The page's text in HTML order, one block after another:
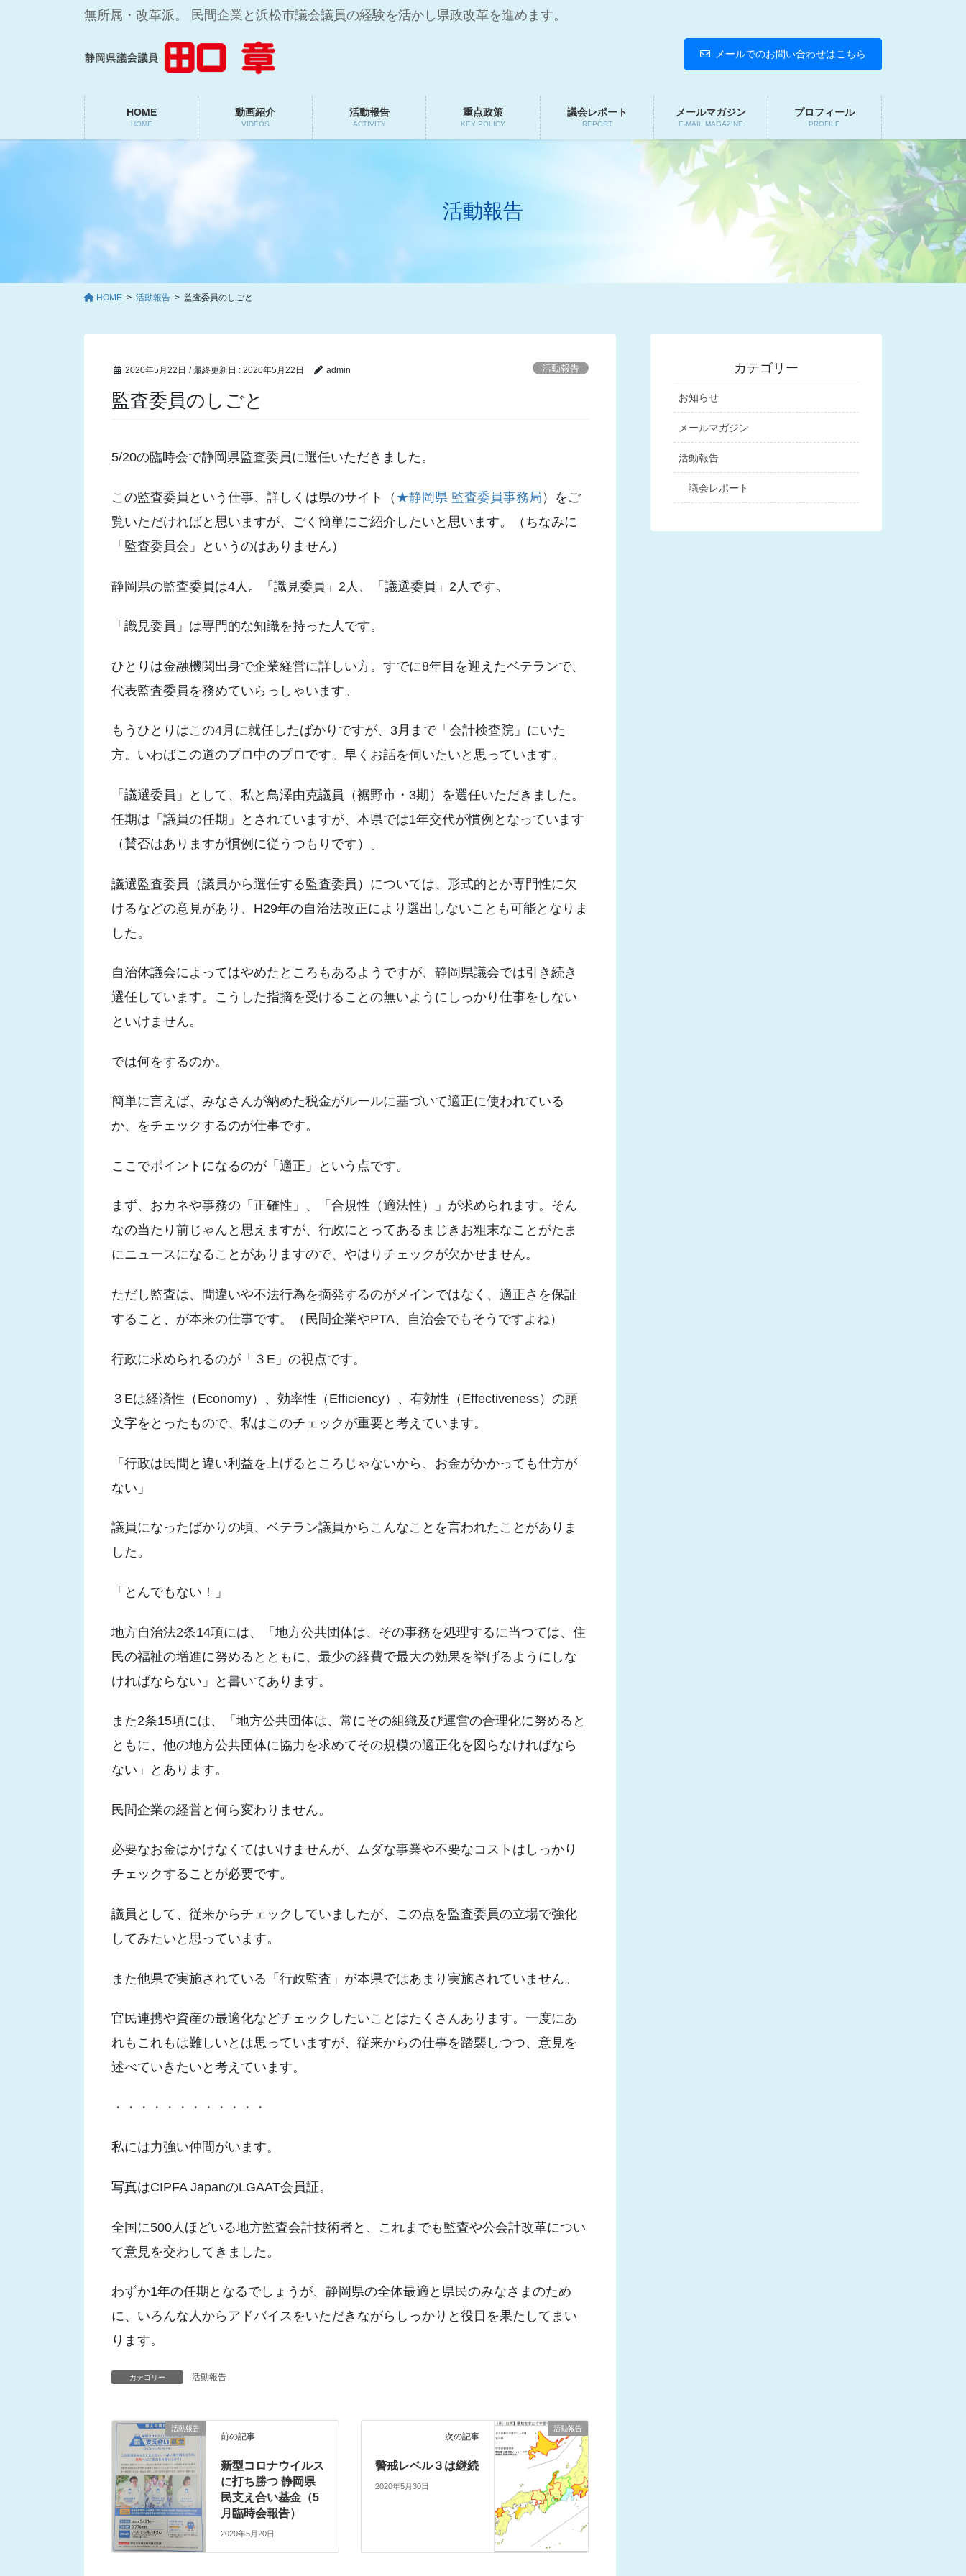
無所属・改革派。 民間企業と浜松市議会議員の経験を活かし県政改革を進めます。
メールでのお問い合わせはこちら
HOME
HOME
動画紹介
VIDEOS
活動報告
ACTIVITY
重点政策
KEY POLICY
議会レポート
REPORT
メールマガジン
E-MAIL MAGAZINE
プロフィール
PROFILE
活動報告
HOME 活動報告 監査委員のしごと
2020年5月22日 / 最終更新日 :2020年5月22日 admin 活動報告
監査委員のしごと
5/20の臨時会で静岡県監査委員に選任いただきました。
この監査委員という仕事、詳しくは県のサイト（ ★静岡県 監査委員事務局 ）をご
覧いただければと思いますが、ごく簡単にご紹介したいと思います。（ ちなみに
「監査委員会」というのはありません）
静岡県の監査委員は4人。「識見委員」2人、「議選委員」2人です。
「識見委員」は専門的な知識を持った人です。
ひとりは金融機関出身で企業経営に詳しい方。すでに8年目を迎えたベテランで、
代表監査委員を務めていらっしゃいます。
もうひとりはこの4月に就任したばかりですが、3月まで「会計検査院」にいた
方。いわばこの道のプロ中のプロです。早くお話を伺いたいと思っています。
「議選委員」として、私と鳥澤由克議員（裾野市・3期）を選任いただきました。
任期は「議員の任期」とされていますが、本県では1年交代が慣例となっています
（賛否はありますが慣例に従うつもりです）。
議選監査委員（議員から選任する監査委員）については、形式的とか専門性に欠
けるなどの意見があり、H29年の自治法改正により選出しないことも可能となりま
した。
自治体議会によってはやめたところもあるようですが、静岡県議会では引き続き
選任しています。こうした指摘を受けることの無いようにしっかり仕事をしない
といけません。
では何をするのか。
簡単に言えば、みなさんが納めた税金がルールに基づいて適正に使われている
か、をチェックするのが仕事です。
ここでポイントになるのが「適正」という点です。
まず、おカネや事務の「正確性」、「合規性（適法性）」が求められます。そん
なの当たり前じゃんと思えますが、行政にとってあるまじきお粗末なことがたま
にニュースになることがありますので、やはりチェックが欠かせません。
ただし監査は、間違いや不法行為を摘発するのがメインではなく、適正さを保証
すること、が本来の仕事です。（民間企業やPTA、自治会でもそうですよね）
行政に求められるのが「３E」の視点です。
３Eは経済性（Economy）、効率性（Efficiency）、有効性（Effectiveness）の頭
文字をとったもので、私はこのチェックが重要と考えています。
「行政は民間と違い利益を上げるところじゃないから、お金がかかっても仕方が
ない」
議員になったばかりの頃、ベテラン議員からこんなことを言われたことがありま
した。
「とんでもない！」
地方自治法2条14項には、「地方公共団体は、その事務を処理するに当つては、住
民の福祉の増進に努めるとともに、最少の経費で最大の効果を挙げるようにしな
ければならない」と書いてあります。
また2条15項には、「地方公共団体は、常にその組織及び運営の合理化に努めると
ともに、他の地方公共団体に協力を求めてその規模の適正化を図らなければなら
ない」とあります。
民間企業の経営と何ら変わりません。
必要なお金はかけなくてはいけませんが、ムダな事業や不要なコストはしっかり
チェックすることが必要です。
議員として、従来からチェックしていましたが、この点を監査委員の立場で強化
してみたいと思っています。
また他県で実施されている「行政監査」が本県ではあまり実施されていません。
官民連携や資産の最適化などチェックしたいことはたくさんあります。一度にあ
れもこれもは難しいとは思っていますが、従来からの仕事を踏襲しつつ、意見を
述べていきたいと考えています。
・・・・・・・・・・・・
私には力強い仲間がいます。
写真はCIPFA JapanのLGAAT会員証。
全国に500人ほどいる地方監査会計技術者と、これまでも監査や公会計改革につい
て意見を交わしてきました。
わずか1年の任期となるでしょうが、静岡県の全体最適と県民のみなさまのため
に、いろんな人からアドバイスをいただきながらしっかりと役目を果たしてまい
ります。
カテゴリー 活動報告
活動報告
前の記事
新型コロナウイルス
に打ち勝つ 静岡県
民支え合い基金（5
月臨時会報告）
2020年5月20日
活動報告
次の記事
警戒レベル３は継続
2020年5月30日
カテゴリー
お知らせ
メールマガジン
活動報告
議会レポート